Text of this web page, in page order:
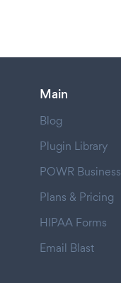
Main
Blog
Plugin Library
POWR Business
Plans & Pricing
HIPAA Forms
Email Blast